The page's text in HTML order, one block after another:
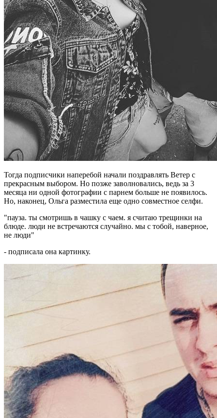
Тогда подписчики наперебой начали поздравлять Ветер с
прекрасным выбором. Но позже заволновались, ведь за 3
месяца ни одной фотографии с парнем больше не появилось.
Но, наконец, Ольга разместила еще одно совместное селфи.
"пауза. ты смотришь в чашку с чаем. я считаю трещинки на
блюде. люди не встречаются случайно. мы с тобой, наверное,
не люди"
- подписала она картинку.